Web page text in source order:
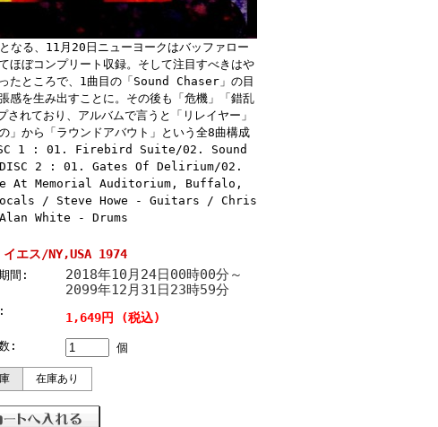
なる、11月20日ニューヨークはバッファロー
ほぼコンプリート収録。そして注目すべきはや
たところで、1曲目の「Sound Chaser」の目
感を生み出すことに。その後も「危機」「錯乱
れており、アルバムで言うと「リレイヤー」
」から「ラウンドアバウト」という全8曲構成
DISC 1 : 01. Firebird Suite/02. Sound
2 : 01. Gates Of Delirium/02.
At Memorial Auditorium, Buffalo,
/ Steve Howe - Guitars / Chris
White - Drums
エス/NY,USA 1974
間:
2018年10月24日00時00分～
2099年12月31日23時59分
1,649円 (税込)
: 個
在庫あり